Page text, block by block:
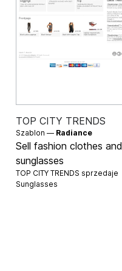
TOP CITY TRENDS
Szablon — Radiance
Sell fashion clothes and
sunglasses
TOP CITY TRENDS sprzedaje
Sunglasses